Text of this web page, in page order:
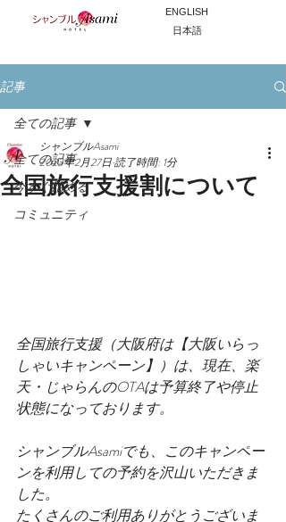
ENGLISH
日本語
記事
全ての記事
今すぐ始める
コミュニティ
全ての記事
全国旅行支援割について
シャンブルAsami
2023年2月27日読了時間: 1分
全国旅行支援（大阪府は【大阪いらっ
しゃいキャンペーン】）は、現在、楽
天・じゃらんのOTAは予算終了や停止
状態になっております。
シャンブルAsamiでも、このキャンペー
ンを利用しての予約を沢山いただきま
した。
たくさんのご利用ありがとうございま